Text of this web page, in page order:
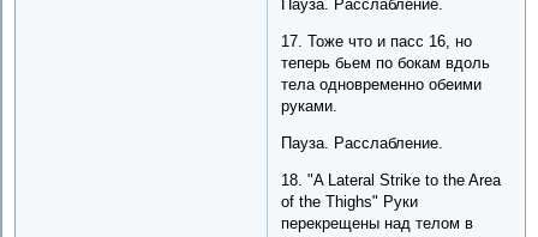
Пауза. Расслабление.
17. Тоже что и пасс 16, но
теперь бьем по бокам вдоль
тела одновременно обеими
руками.
Пауза. Расслабление.
18. "A Lateral Strike to the Area
of the Thighs" Руки
перекрещены над телом в